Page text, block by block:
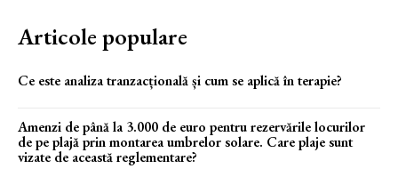
Articole populare
Ce este analiza tranzacțională și cum se aplică în terapie?
Amenzi de până la 3.000 de euro pentru rezervările locurilor
de pe plajă prin montarea umbrelor solare. Care plaje sunt
vizate de această reglementare?